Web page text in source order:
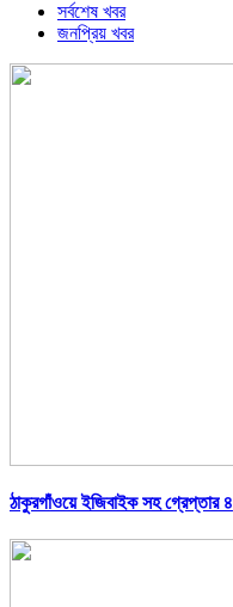
সর্বশেষ খবর
জনপ্রিয় খবর
ঠাকুরগাঁওয়ে ইজিবাইক সহ গ্রেপ্তার ৪